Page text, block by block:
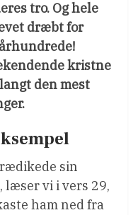
tro. Og hele
dræbt for
kristne
den mest
sin
vi i vers 29,
ham ned fra